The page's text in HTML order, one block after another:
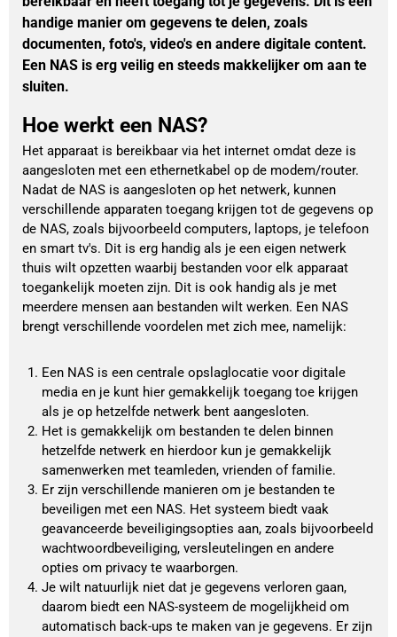
handige manier om gegevens te delen, zoals
documenten, foto's, video's en andere digitale content.
Een NAS is erg veilig en steeds makkelijker om aan te
sluiten.
Hoe werkt een NAS?
Het apparaat is bereikbaar via het internet omdat deze is
aangesloten met een ethernetkabel op de modem/router.
Nadat de NAS is aangesloten op het netwerk, kunnen
verschillende apparaten toegang krijgen tot de gegevens op
de NAS, zoals bijvoorbeeld computers, laptops, je telefoon
en smart tv's. Dit is erg handig als je een eigen netwerk
thuis wilt opzetten waarbij bestanden voor elk apparaat
toegankelijk moeten zijn. Dit is ook handig als je met
meerdere mensen aan bestanden wilt werken. Een NAS
brengt verschillende voordelen met zich mee, namelijk:
Een NAS is een centrale opslaglocatie voor digitale
media en je kunt hier gemakkelijk toegang toe krijgen
als je op hetzelfde netwerk bent aangesloten.
Het is gemakkelijk om bestanden te delen binnen
hetzelfde netwerk en hierdoor kun je gemakkelijk
samenwerken met teamleden, vrienden of familie.
Er zijn verschillende manieren om je bestanden te
beveiligen met een NAS. Het systeem biedt vaak
geavanceerde beveiligingsopties aan, zoals bijvoorbeeld
wachtwoordbeveiliging, versleutelingen en andere
opties om privacy te waarborgen.
Je wilt natuurlijk niet dat je gegevens verloren gaan,
daarom biedt een NAS-systeem de mogelijkheid om
automatisch back-ups te maken van je gegevens. Er zijn